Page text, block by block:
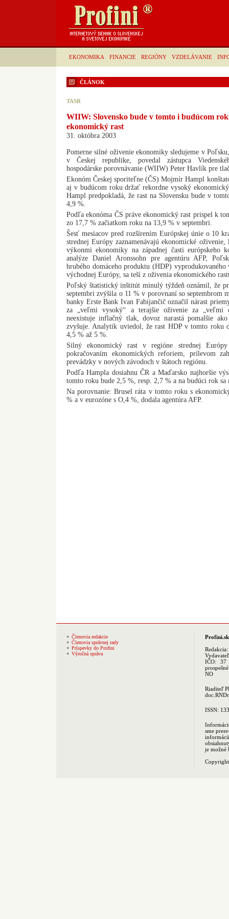
EKONOMIKA FINANCIE REGIÓNY VZDELÁVANIE
ČLÁNOK
TASR
WIIW: Slovensko bude v tomto i budúcom
ekonomický rast
31. októbra 2003
Pomerne silné oživenie ekonomiky sledujeme v
v Českej republike, povedal zástupca
hospodárske porovnávanie (WIIW) Peter Havlík pre
Ekonóm Českej sporiteľne (ČS) Mojmír Hampl
aj v budúcom roku držať rekordne vysoký
Hampl predpokladá, že rast na Slovensku bude v
4,9 %.
Podľa ekonóma ČS práve ekonomický rast prispel k
zo 17,7 % začiatkom roku na 13,9 % v septembri.
Šesť mesiacov pred rozšírením Európskej únie o 10
strednej Európy zaznamenávajú ekonomické
výkonmi ekonomiky na západnej časti európskeho
analýze Daniel Aronssohn pre agentúru AFP,
hrubého domáceho produktu (HDP)
východnej Európy, sa teší z oživenia ekonomického
Poľský štatistický inštitút minulý týždeň oznámil, že
septembri zvýšila o 11 % v porovnaní so septembrom
banky Erste Bank Ivan Fabijančič označil nárast
za „veľmi vysoký“ a terajšie oživenie za „veľmi
neexistuje inflačný tlak, dovoz narastá pomalšie
zvyšuje. Analytik uviedol, že rast HDP v tomto roku
4,5 % až 5 %.
Silný ekonomický rast v regióne strednej
pokračovaním ekonomických reforiem, prílevom
prevádzky v nových závodoch v štátoch regiónu.
Podľa Hampla dosiahnu ČR a Maďarsko najhoršie
tomto roku bude 2,5 %, resp. 2,7 % a na budúci rok sa
Na porovnanie: Brusel ráta v tomto roku s
% a v eurozóne s O,4 %, dodala agentúra AFP.
Členovia redakcie
Členovia správnej rady
Príspevky do Profini
Výročná správa
Profini.sk
Redakcia:
IČO: 37
NO
Riaditeľ
ISSN:
sme
je možné